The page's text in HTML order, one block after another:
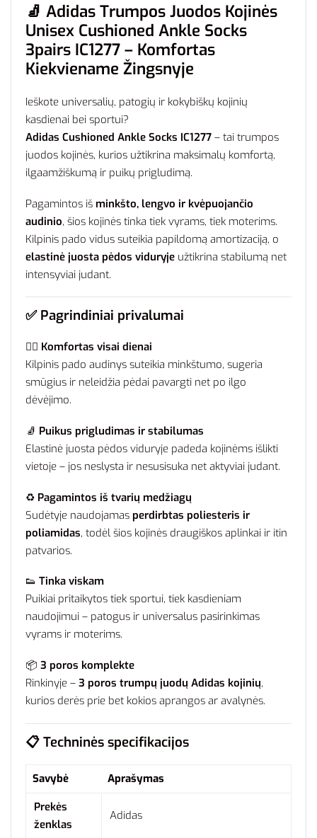
🧦 Adidas Trumpos Juodos Kojinės
Unisex Cushioned Ankle Socks
3pairs IC1277 – Komfortas
Kiekviename Žingsnyje
Ieškote universalių, patogių ir kokybiškų kojinių
kasdienai bei sportui?
Adidas Cushioned Ankle Socks IC1277 – tai trumpos
juodos kojinės, kurios užtikrina maksimalų komfortą,
ilgaamžiškumą ir puikų prigludimą.
Pagamintos iš minkšto, lengvo ir kvėpuojančio
audinio, šios kojinės tinka tiek vyrams, tiek moterims.
Kilpinis pado vidus suteikia papildomą amortizaciją, o
elastinė juosta pėdos viduryje užtikrina stabilumą net
intensyviai judant.
✅ Pagrindiniai privalumai
🧘‍♂️ Komfortas visai dienai
Kilpinis pado audinys suteikia minkštumo, sugeria
smūgius ir neleidžia pėdai pavargti net po ilgo
dėvėjimo.
🧦 Puikus prigludimas ir stabilumas
Elastinė juosta pėdos viduryje padeda kojinėms išlikti
vietoje – jos neslysta ir nesusisuka net aktyviai judant.
♻️ Pagamintos iš tvarių medžiagų
Sudėtyje naudojamas perdirbtas poliesteris ir
poliamidas, todėl šios kojinės draugiškos aplinkai ir itin
patvarios.
👟 Tinka viskam
Puikiai pritaikytos tiek sportui, tiek kasdieniam
naudojimui – patogus ir universalus pasirinkimas
vyrams ir moterims.
📦 3 poros komplekte
Rinkinyje – 3 poros trumpų juodų Adidas kojinių,
kurios derės prie bet kokios aprangos ar avalynės.
📋 Techninės specifikacijos
Savybė
Aprašymas
Prekės
ženklas
Adidas